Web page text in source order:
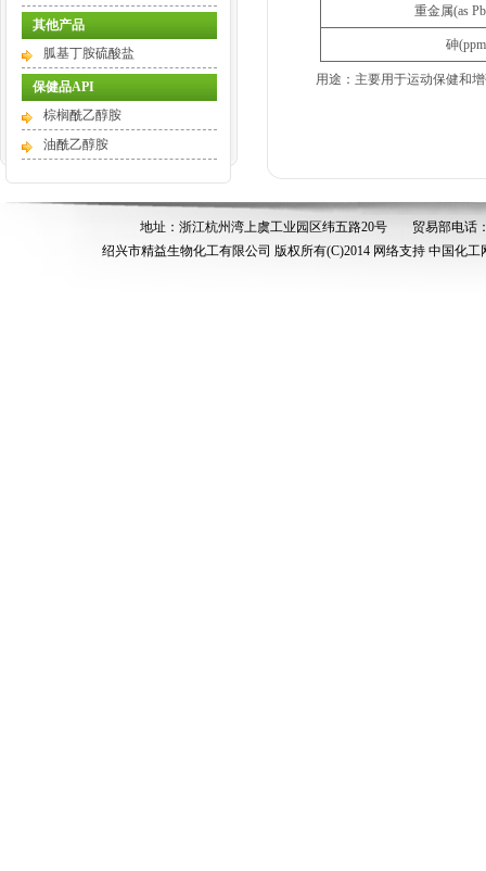
其他产品
胍基丁胺硫酸盐
保健品API
棕榈酰乙醇胺
油酰乙醇胺
重金属(as
砷
用途：主要用于运动保健和
地址：浙江杭州湾上虞工业园区纬五路20号
贸易部电话
绍兴市精益生物化工有限公司 版权所有(C)2014 网络支持 中国化工